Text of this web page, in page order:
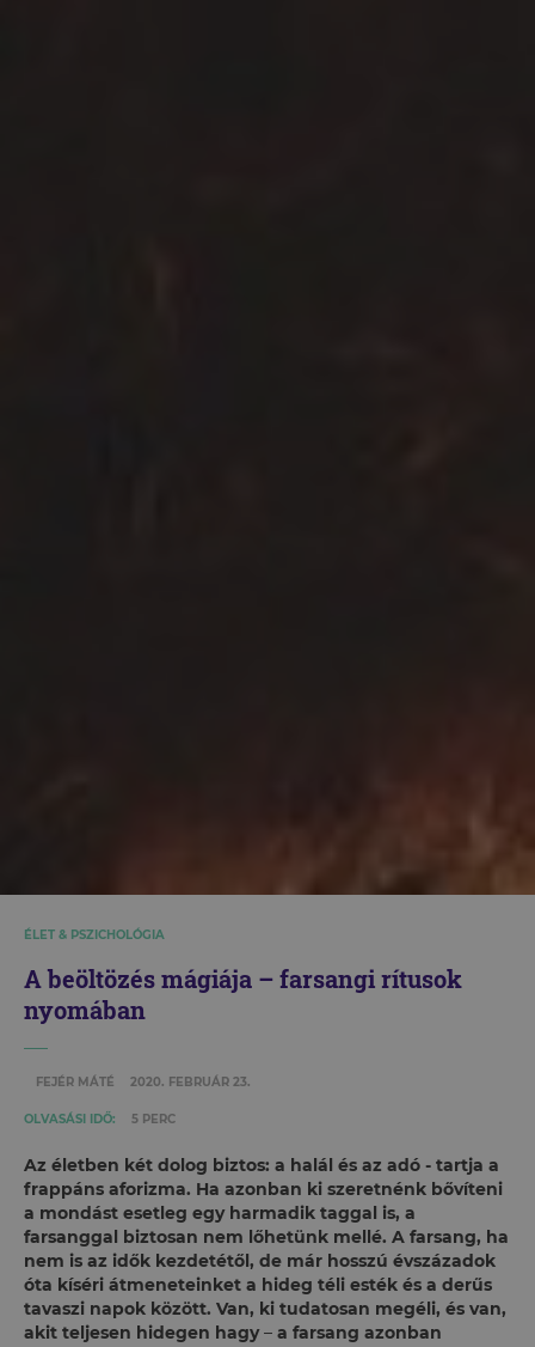
ÉLET & PSZICHOLÓGIA
A beöltözés mágiája – farsangi rítusok
nyomában
FEJÉR MÁTÉ 2020. FEBRUÁR 23.
OLVASÁSI IDŐ: 5 PERC
Az életben két dolog biztos: a halál és az adó - tartja a
frappáns aforizma. Ha azonban ki szeretnénk bővíteni
a mondást esetleg egy harmadik taggal is, a
farsanggal biztosan nem lőhetünk mellé. A farsang, ha
nem is az idők kezdetétől, de már hosszú évszázadok
óta kíséri átmeneteinket a hideg téli esték és a derűs
tavaszi napok között. Van, ki tudatosan megéli, és van,
akit teljesen hidegen hagy– a farsang azonban